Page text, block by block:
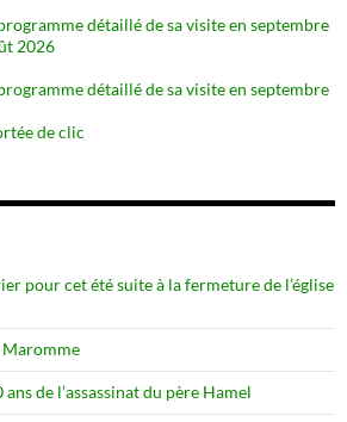
détaillé de sa visite en septembre
2026
détaillé de sa visite en septembre
de clic
pour cet été suite à la fermeture de l’église
Maromme
de l’assassinat du père Hamel